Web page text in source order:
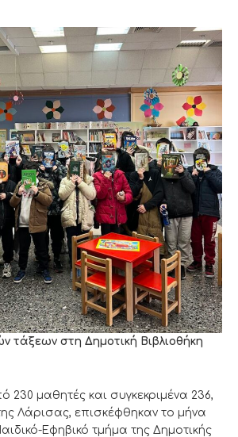
τάξεων στη Δημοτική Βιβλιοθήκη
230 μαθητές και συγκεκριμένα 236,
Λάρισας, επισκέφθηκαν το μήνα
Εφηβικό τμήμα της Δημοτικής